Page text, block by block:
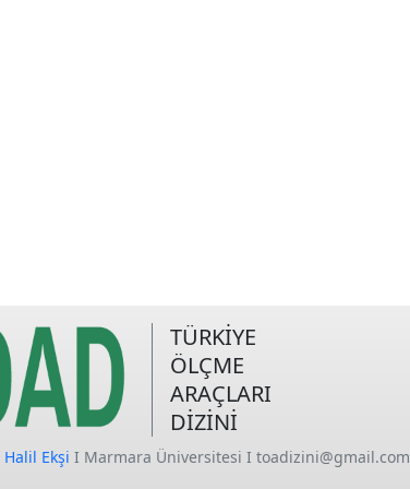
TÜRKİYE
ÖLÇME
ARAÇLARI
DİZİNİ
Halil Ekşi I Marmara Üniversitesi I toadizini@gmail.com